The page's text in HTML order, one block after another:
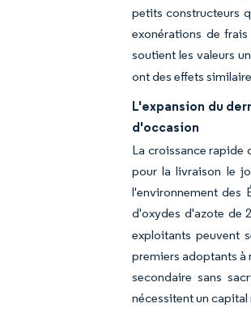
petits constructeurs
exonérations de
soutient les valeurs
ont des effets
L'expansion du
d'occasion
La croissance rapide
pour la livraison le
l'environnement des
d'oxydes d'azote de
exploitants peuvent
premiers adoptants à
secondaire sans
nécessitent un